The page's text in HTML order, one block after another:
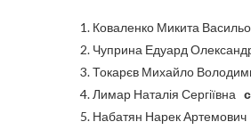
Коваленко Микита
Чуприна Едуард
Токарєв Михайло
Лимар Наталія Сергіївна
Набатян Нарек Артемович